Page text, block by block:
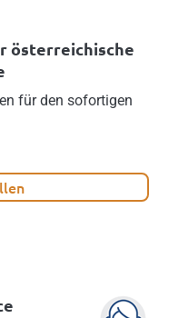
österreichische
für den sofortigen